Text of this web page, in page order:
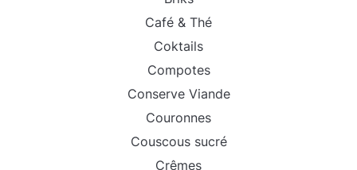
Café & Thé
Coktails
Compotes
Conserve Viande
Couronnes
Couscous sucré
Crêmes